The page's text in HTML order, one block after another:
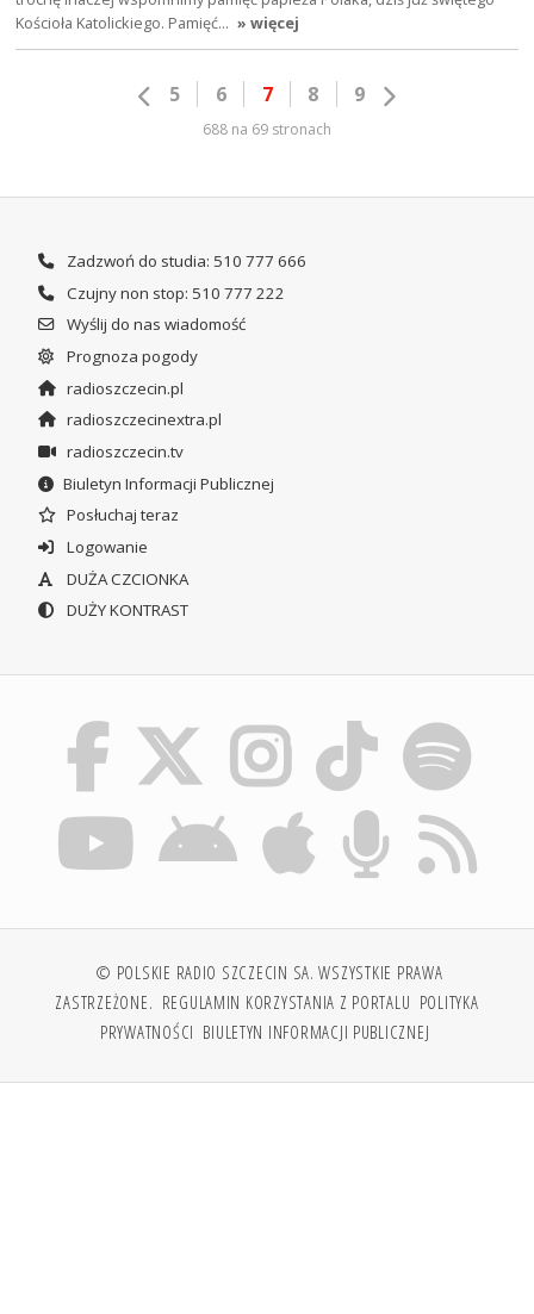
Kościoła Katolickiego. Pamięć… » więcej
5 6 7 8 9
688 na 69 stronach
Zadzwoń do studia: 510 777 666
Czujny non stop: 510 777 222
Wyślij do nas wiadomość
Prognoza pogody
radioszczecin.pl
radioszczecinextra.pl
radioszczecin.tv
Biuletyn Informacji Publicznej
Posłuchaj teraz
Logowanie
DUŻA CZCIONKA
DUŻY KONTRAST
© POLSKIE RADIO SZCZECIN SA. WSZYSTKIE PRAWA
ZASTRZEŻONE. REGULAMIN KORZYSTANIA Z PORTALU POLITYKA
PRYWATNOŚCI BIULETYN INFORMACJI PUBLICZNEJ